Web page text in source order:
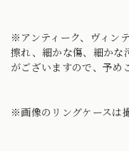
※アンティーク、ヴィン
擦れ、細かな傷、細かな
がございますので、予め
※画像のリングケースは